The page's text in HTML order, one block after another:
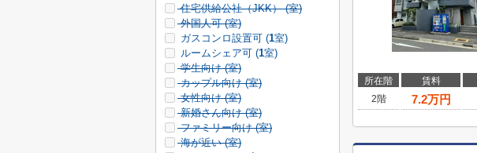
所在階 賃料
2階
7.2万円
住宅供給公社（JKK） (室)
外国人可 (室)
ガスコンロ設置可 (1室)
ルームシェア可 (1室)
学生向け (室)
カップル向け (室)
女性向け (室)
新婚さん向け (室)
ファミリー向け (室)
海が近い (室)